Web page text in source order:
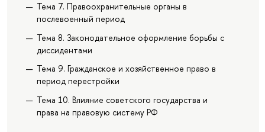
Тема 7. Правоохранительные органы в
послевоенный период
Тема 8. Законодательное оформление борьбы с
диссидентами
Тема 9. Гражданское и хозяйственное право в
период перестройки
Тема 10. Влияние советского государства и
права на правовую систему РФ